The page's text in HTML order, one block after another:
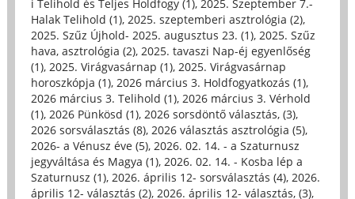
i Telihold és Teljes Holdfogy (1), 2025. Szeptember 7.-
Halak Telihold (1), 2025. szeptemberi asztrológia (2),
2025. Szűz Újhold- 2025. augusztus 23. (1), 2025. Szűz
hava, asztrológia (2), 2025. tavaszi Nap-éj egyenlőség
(1), 2025. Virágvasárnap (1), 2025. Virágvasárnap
horoszkópja (1), 2026 március 3. Holdfogyatkozás (1),
2026 március 3. Telihold (1), 2026 március 3. Vérhold
(1), 2026 Pünkösd (1), 2026 sorsdöntő választás, (3),
2026 sorsválasztás (8), 2026 választás asztrológia (5),
2026- a Vénusz éve (5), 2026. 02. 14. - a Szaturnusz
jegyváltása és Magya (1), 2026. 02. 14. - Kosba lép a
Szaturnusz (1), 2026. április 12- sorsválasztás (4), 2026.
április 12- választás (2), 2026. április 12- választás, (3),